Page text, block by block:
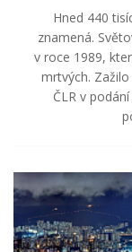
Hned 440
znamená.
v roce 1989,
mrtvých.
ČLR v